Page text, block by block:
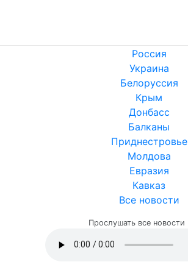
Россия
Украина
Белоруссия
Крым
Донбасс
Балканы
Приднестровье
Молдова
Евразия
Кавказ
Все новости
Прослушать все новости